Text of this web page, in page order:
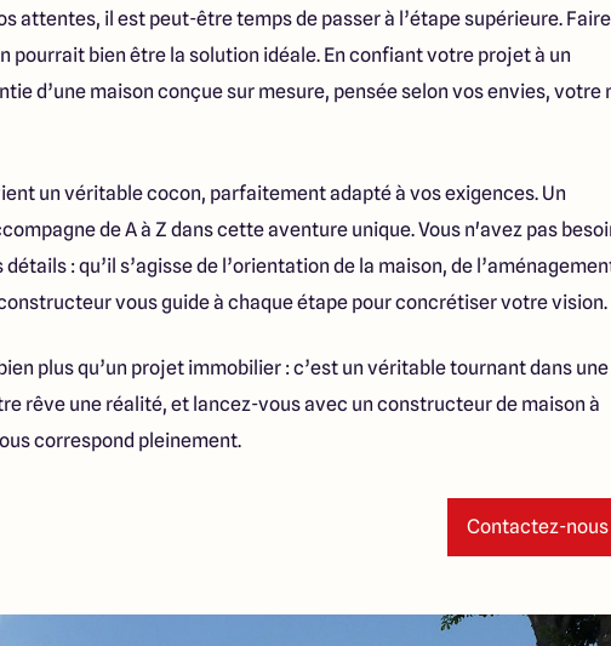
attentes, il est peut-être temps de passer à l’étape supérieure.
pourrait bien être la solution idéale. En confiant votre projet à un
d’une maison conçue sur mesure, pensée selon vos envies, votre
un véritable cocon, parfaitement adapté à vos exigences. Un
de A à Z dans cette aventure unique. Vous n'avez pas
: qu’il s’agisse de l’orientation de la maison, de
vous guide à chaque étape pour concrétiser votre vision.
plus qu’un projet immobilier : c’est un véritable tournant dans
rêve une réalité, et lancez-vous avec un constructeur de maison à
correspond pleinement.
Contactez-nous